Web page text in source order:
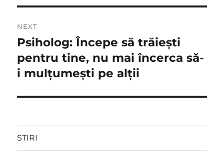
NEXT
Next
post:
Psiholog: Începe să trăiești
pentru tine, nu mai încerca să-
i mulțumești pe alții
STIRI